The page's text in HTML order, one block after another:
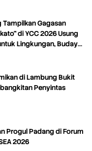
Tampilkan Gagasan
di YCC 2026 Usung
Lingkungan, Budaya,
di Lambung Bukit
Penyintas
Progul Padang di Forum
2026